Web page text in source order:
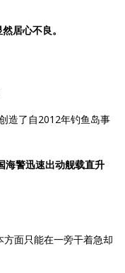
居心不良。
造了自2012年钓鱼岛事
海警迅速出动舰载直升
面只能在一旁干着急却